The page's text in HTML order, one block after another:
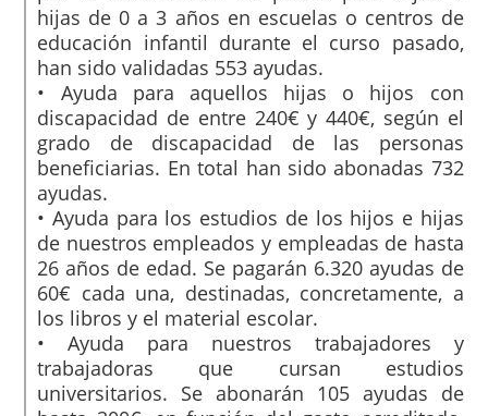
hijas de 0 a 3 años en escuelas o centros de
educación infantil durante el curso pasado,
han sido validadas 553 ayudas.
• Ayuda para aquellos hijas o hijos con
discapacidad de entre 240€ y 440€, según el
grado de discapacidad de las personas
beneficiarias. En total han sido abonadas 732
ayudas.
• Ayuda para los estudios de los hijos e hijas
de nuestros empleados y empleadas de hasta
26 años de edad. Se pagarán 6.320 ayudas de
60€ cada una, destinadas, concretamente, a
los libros y el material escolar.
• Ayuda para nuestros trabajadores y
trabajadoras que cursan estudios
universitarios. Se abonarán 105 ayudas de